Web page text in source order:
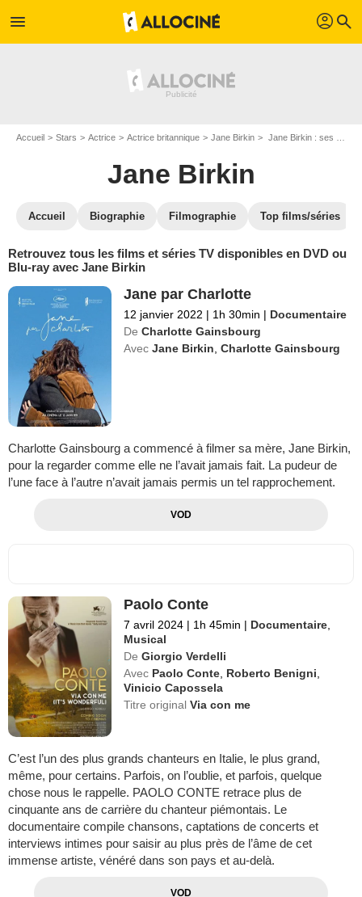
menu profil search
Accueil Stars Actrice Actrice britannique Jane Birkin Jane Birkin : ses Blu-Ray, DVD, VOD, SVOD
Jane Birkin
Accueil Biographie Filmographie Top films/séries
Retrouvez tous les films et séries TV disponibles en DVD ou
Blu-ray avec Jane Birkin
Jane par Charlotte
12 janvier 2022 | 1h 30min | Documentaire
De Charlotte Gainsbourg
Avec Jane Birkin ,Charlotte Gainsbourg
Charlotte Gainsbourg a commencé à filmer sa mère, Jane Birkin,
pour la regarder comme elle ne l’avait jamais fait. La pudeur de
l’une face à l’autre n’avait jamais permis un tel rapprochement.
VOD
Paolo Conte
7 avril 2024 | 1h 45min | Documentaire
Musical
De Giorgio Verdelli
Avec Paolo Conte Roberto Benigni
Vinicio Capossela
Titre originalVia con me
C’est l’un des plus grands chanteurs en Italie, le plus grand,
même, pour certains. Parfois, on l’oublie, et parfois, quelque
chose nous le rappelle. PAOLO CONTE retrace plus de
cinquante ans de carrière du chanteur piémontais. Le
documentaire compile chansons, captations de concerts et
interviews intimes pour saisir au plus près de l’âme de cet
immense artiste, vénéré dans son pays et au-delà.
VOD